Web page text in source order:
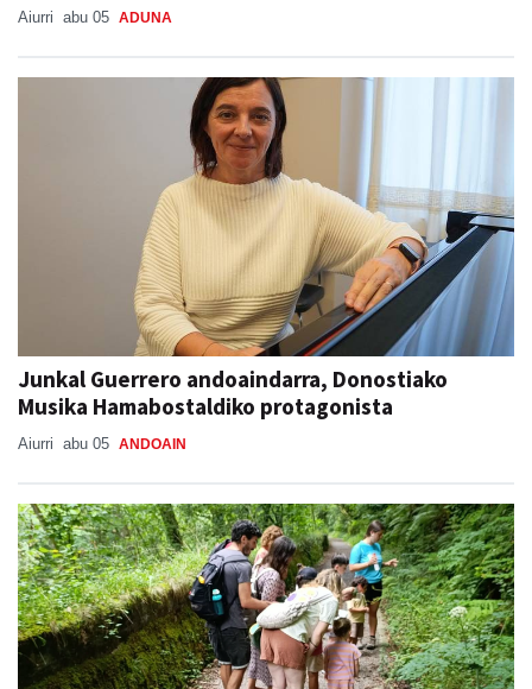
Aiurri abu 05 ADUNA
Junkal Guerrero andoaindarra, Donostiako
Musika Hamabostaldiko protagonista
Aiurri abu 05 ANDOAIN